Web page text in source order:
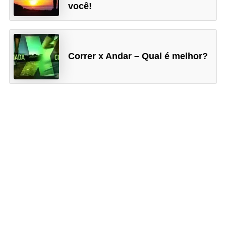
você!
Correr x Andar – Qual é melhor?